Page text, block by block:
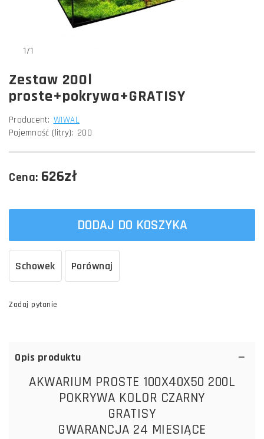
1/1
Zestaw 200l
proste+pokrywa+GRATISY
Producent: WIWAL
Pojemność (litry): 200
Cena: 626zł
DODAJ DO KOSZYKA
Schowek Porównaj
Zadaj pytanie
Opis produktu
AKWARIUM PROSTE 100X40X50 200L
POKRYWA KOLOR CZARNY
GRATISY
GWARANCJA 24 MIESIĄCE